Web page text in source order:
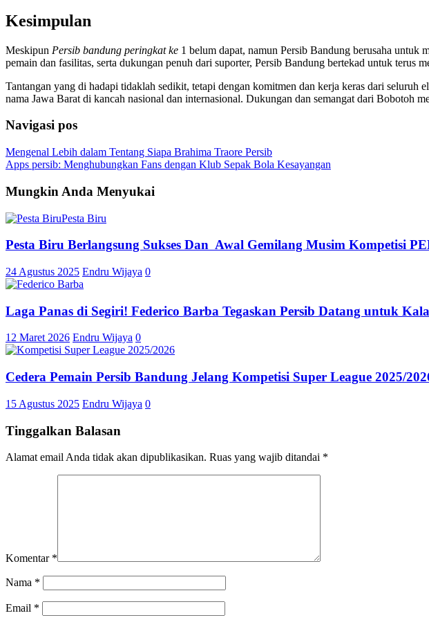
Kesimpulan
Meskipun Persib bandung peringkat ke 1 belum dapat, namun Persib Bandung berusaha
pemain dan fasilitas, serta dukungan penuh dari suporter, Persib Bandung bertekad untuk terus
Tantangan yang di hadapi tidaklah sedikit, tetapi dengan komitmen dan kerja keras dari
nama Jawa Barat di kancah nasional dan internasional. Dukungan dan semangat dari Bobotoh
Navigasi pos
Mengenal Lebih dalam Tentang Siapa Brahima Traore Persib
Apps persib: Menghubungkan Fans dengan Klub Sepak Bola Kesayangan
Mungkin Anda Menyukai
Pesta Biru Berlangsung Sukses Dan Awal Gemilang Musim Kompetisi
24 Agustus 2025 Endru Wijaya 0
Laga Panas di Segiri! Federico Barba Tegaskan Persib Datang untuk
12 Maret 2026 Endru Wijaya 0
Cedera Pemain Persib Bandung Jelang Kompetisi Super League 2025/
15 Agustus 2025 Endru Wijaya 0
Tinggalkan Balasan
Alamat email Anda tidak akan dipublikasikan. Ruas yang wajib ditandai *
Komentar *
Nama *
Email *